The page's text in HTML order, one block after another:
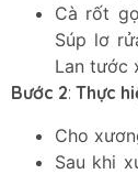
Cà rốt
Súp lơ
Lan tước
Bước 2: Thực
Cho
Sau khi